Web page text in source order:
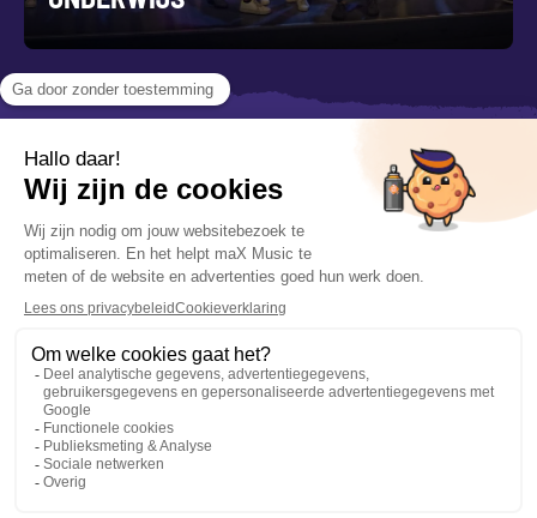
CONTACT
085 201 66 84
info@maxmusic.nl
VOLG ONS